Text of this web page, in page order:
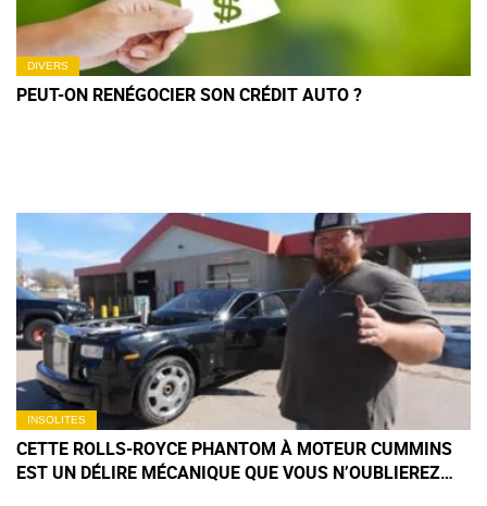
DIVERS
PEUT-ON RENÉGOCIER SON CRÉDIT AUTO ?
INSOLITES
CETTE ROLLS-ROYCE PHANTOM À MOTEUR CUMMINS
EST UN DÉLIRE MÉCANIQUE QUE VOUS N’OUBLIEREZ